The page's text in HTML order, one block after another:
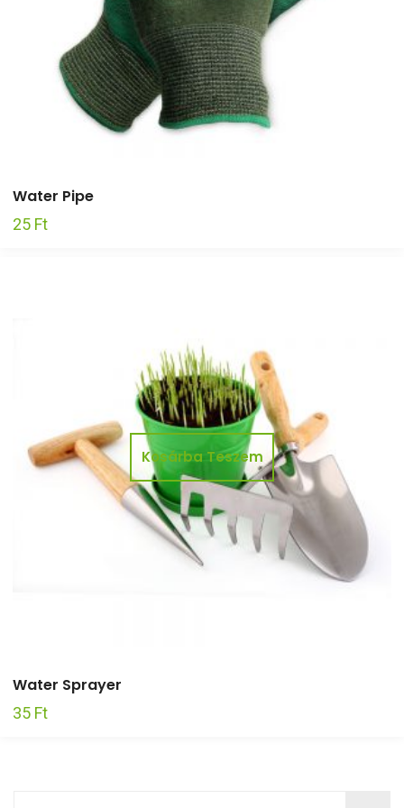
Water Pipe
25 Ft
Kosárba Teszem
Water Sprayer
35 Ft